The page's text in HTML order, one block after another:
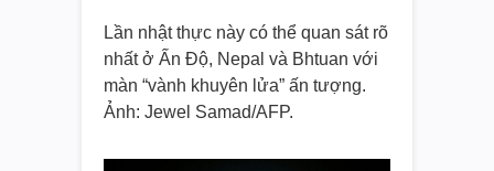
Lần nhật thực này có thể quan sát rõ
nhất ở Ấn Độ, Nepal và Bhtuan với
màn “vành khuyên lửa” ấn tượng.
Ảnh: Jewel Samad/AFP.